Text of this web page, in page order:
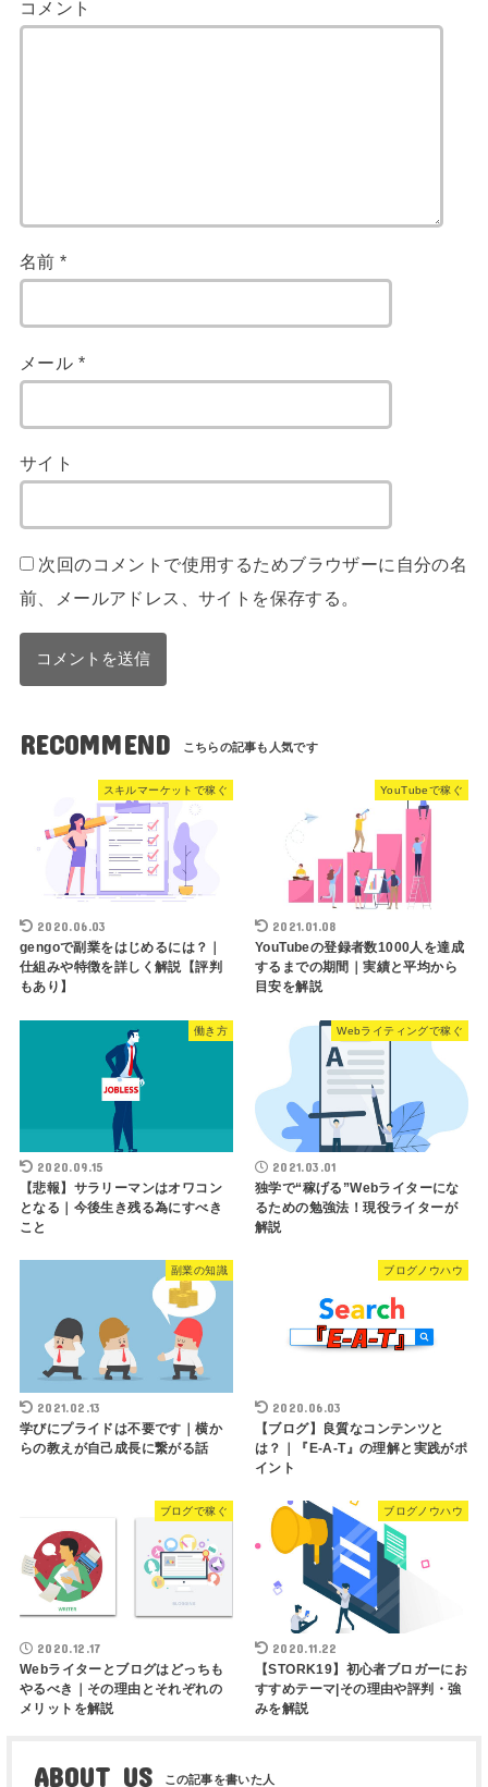
コメント
名前*
メール *
サイト
次回のコメントで使用するためブラウザーに自分の名
前、メールアドレス、サイトを保存する。
RECOMMEND
スキルマーケットで稼ぐ
2020.06.03
gengoで副業をはじめるには？｜
仕組みや特徴を詳しく解説【評判
もあり】
YouTubeで稼ぐ
2021.01.08
YouTubeの登録者数1000人を達成
するまでの期間｜実績と平均から
目安を解説
働き方
2020.09.15
【悲報】サラリーマンはオワコン
となる｜今後生き残る為にすべき
こと
Webライティングで稼ぐ
2021.03.01
独学で“稼げる”Webライターにな
るための勉強法！現役ライターが
解説
副業の知識
2021.02.13
学びにプライドは不要です｜横か
らの教えが自己成長に繋がる話
ブログノウハウ
2020.06.03
【ブログ】良質なコンテンツと
は？｜『E-A-T』の理解と実践がポ
イント
ブログで稼ぐ
2020.12.17
Webライターとブログはどっちも
やるべき｜その理由とそれぞれの
メリットを解説
ブログノウハウ
2020.11.22
【STORK19】初心者ブロガーにお
すすめテーマ|その理由や評判・強
みを解説
ABOUT US